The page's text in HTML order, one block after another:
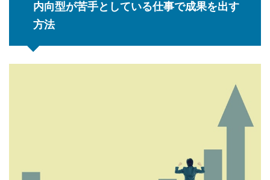
内向型が苦手としている仕事で成果を出す
方法